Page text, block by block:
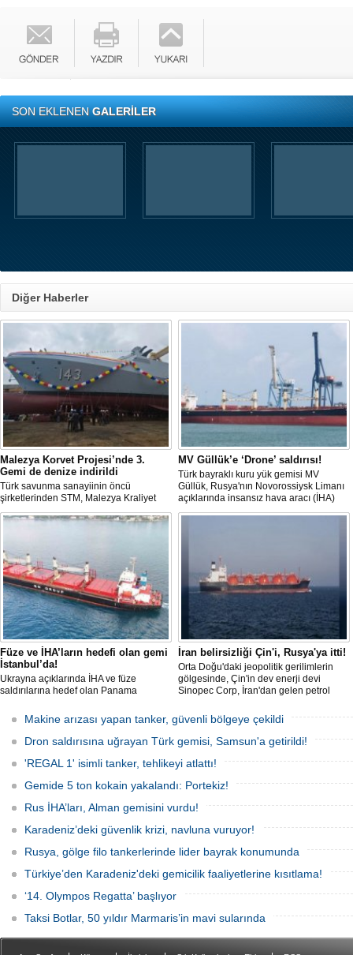
SON EKLENENGALERİLER
Diğer Haberler
Malezya Korvet Projesi’nde 3.
Gemi de denize indirildi
Türk savunma sanayiinin öncü
şirketlerinden STM, Malezya Kraliyet
Donanması için inşa ettiği üç korvetlik
projede son gemiyi de denize indirdi.
MV Güllük’e ‘Drone’ saldırısı!
Türk bayraklı kuru yük gemisi MV
Güllük, Rusya'nın Novorossiysk Limanı
açıklarında insansız hava aracı (İHA)
saldırısına uğradı.
Füze ve İHA’ların hedefi olan gemi
İstanbul’da!
Ukrayna açıklarında İHA ve füze
saldırılarına hedef olan Panama
Zehma’, hasarlı şekilde İstanbul
Boğazı’ndan geçişini tamamladı.
İran belirsizliği Çin'i, Rusya'ya itti!
Orta Doğu'daki jeopolitik gerilimlerin
gölgesinde, Çin'in dev enerji devi
Sinopec Corp, İran'dan gelen petrol
rotasını Rusya'ya çevirdi. Dünyanın en
büyük rafine şirketlerinden biri olan
Sinopec, İran'la yaşanan 'savaş'
bahanesiyle daralan arzı telafi etmek
için Uzak Doğu Rus petrolüne
Makine arızası yapan tanker, güvenli bölgeye çekildi
Dron saldırısına uğrayan Türk gemisi, Samsun'a getirildi!
'REGAL 1' isimli tanker, tehlikeyi atlattı!
Gemide 5 ton kokain yakalandı: Portekiz!
Rus İHA’ları, Alman gemisini vurdu!
Karadeniz’deki güvenlik krizi, navluna vuruyor!
Rusya, gölge filo tankerlerinde lider bayrak konumunda
Türkiye’den Karadeniz'deki gemicilik faaliyetlerine kısıtlama!
‘14. Olympos Regatta’ başlıyor
Taksi Botlar, 50 yıldır Marmaris’in mavi sularında